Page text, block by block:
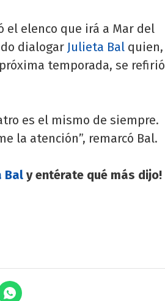
el elenco que irá a Mar del
dialogar Julieta Bal quien,
temporada, se refirió
es el mismo de siempre.
la atención”, remarcó Bal.
Bal y entérate qué más dijo!